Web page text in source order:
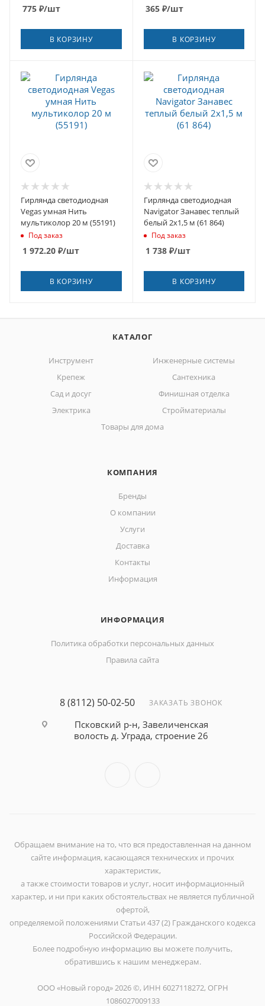
775 ₽/шт
В КОРЗИНУ
365₽/шт
В КОРЗИНУ
Гирлянда светодиодная
Vegas умная Нить
мультиколор 20 м (55191)
Под заказ
1 972.20 ₽/шт
В КОРЗИНУ
Гирлянда светодиодная
Navigator Занавес теплый
белый 2х1,5 м (61 864)
Под заказ
1 738₽/шт
В КОРЗИНУ
КАТАЛОГ
Инструмент
Инженерные системы
Крепеж
Сантехника
Сад и досуг
Финишная отделка
Электрика
Стройматериалы
Товары для дома
КОМПАНИЯ
Бренды
О компании
Услуги
Доставка
Контакты
Информация
ИНФОРМАЦИЯ
Политика обработки персональных данных
Правила сайта
8 (8112) 50-02-50 ЗАКАЗАТЬ ЗВОНОК
Псковский р-н, Завеличенская
волость д. Уграда, строение 26
Обращаем внимание на то, что вся предоставленная на данном
сайте информация, касающаяся технических и прочих
характеристик,
а также стоимости товаров и услуг, носит информационный
характер, и ни при каких обстоятельствах не является публичной
офертой,
определяемой положениями Статьи 437 (2) Гражданского кодекса
Российской Федерации.
Более подробную информацию вы можете получить,
обратившись к нашим менеджерам.
ООО «Новый город» 2026 ©, ИНН 6027118272, ОГРН
1086027009133